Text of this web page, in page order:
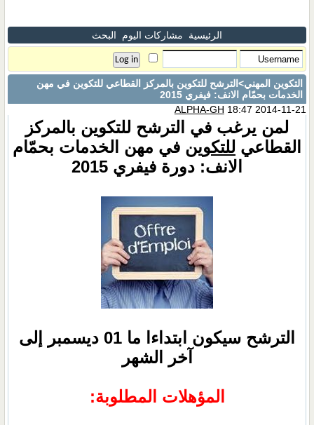
الرئيسية مشاركات اليوم البحث
التكوين المهني>الترشح للتكوين بالمركز القطاعي للتكوين في مهن
الخدمات بحمّام الانف: فيفري 2015
ALPHA-GH 18:47 2014-11-21
لمن يرغب في الترشح للتكوين بالمركز
القطاعي للتكوين في مهن الخدمات بحمّام
الانف: دورة فيفري 2015
الترشح سيكون ابتداءا ما 01 ديسمبر إلى
آخر الشهر
المؤهلات المطلوبة: